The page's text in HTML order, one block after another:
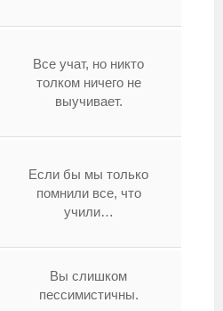
Все учат, но никто
толком ничего не
выучивает.
Если бы мы только
помнили все, что
учили…
Вы слишком
пессимистичны.